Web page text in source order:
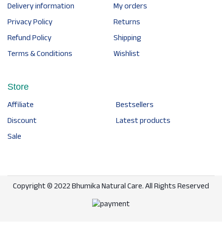
Delivery information
Privacy Policy
Refund Policy
Terms & Conditions
My orders
Returns
Shipping
Wishlist
Store
Affiliate
Bestsellers
Discount
Latest products
Sale
Copyright © 2022 Bhumika Natural Care. All Rights Reserved